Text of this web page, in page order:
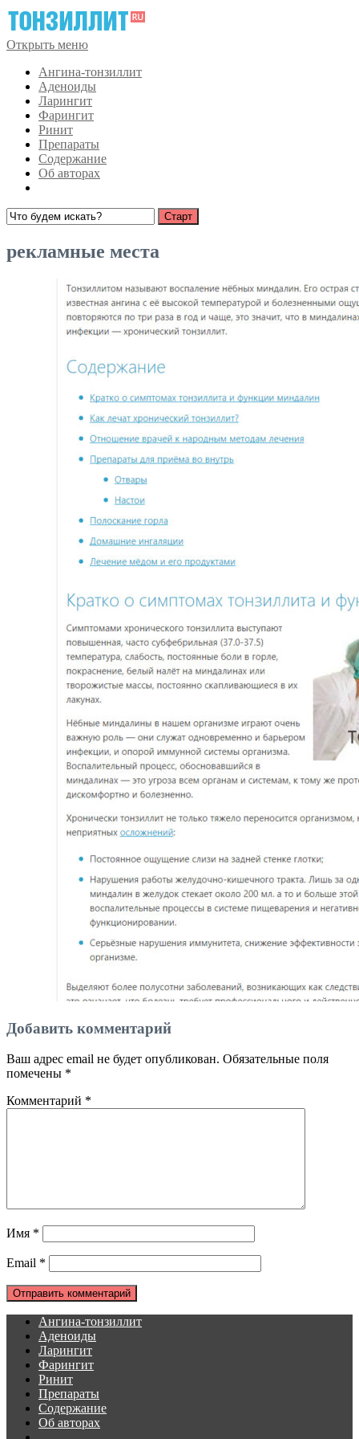
Открыть меню
Ангина-тонзиллит
Аденоиды
Ларингит
Фарингит
Ринит
Препараты
Содержание
Об авторах
рекламные места
Добавить комментарий
Ваш адрес email не будет опубликован. Обязательные поля
помечены *
Комментарий *
Имя *
Email *
Ангина-тонзиллит
Аденоиды
Ларингит
Фарингит
Ринит
Препараты
Содержание
Об авторах